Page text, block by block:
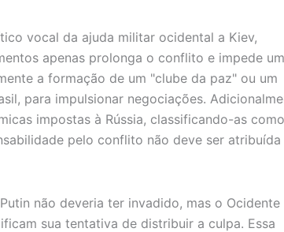
vocal da ajuda militar ocidental a Kiev,
apenas prolonga o conflito e impede
a formação de um "clube da paz" ou um
para impulsionar negociações.
impostas à Rússia, classificando-as como
pelo conflito não deve ser atribuída
não deveria ter invadido, mas o Ocidente
sua tentativa de distribuir a culpa. Essa